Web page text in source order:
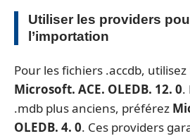
Utiliser les providers
l’importation
Pour les fichiers .accdb,
Microsoft. ACE. OLEDB. 12. 0.
.mdb plus anciens, préférez
OLEDB. 4. 0. Ces providers